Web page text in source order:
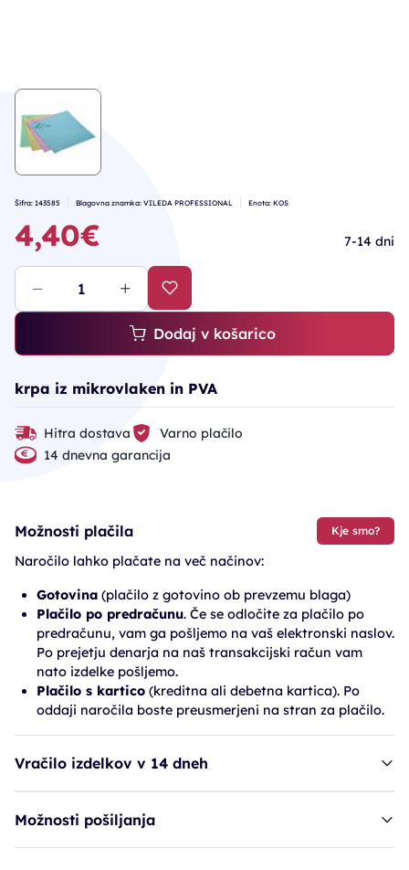
Šifra: 143585 Blagovna znamka: VILEDA PROFESSIONAL Enota: KOS
4,40€ 7-14 dni
Dodaj v košarico
krpa iz mikrovlaken in PVA
Hitra dostava
Varno plačilo
14 dnevna garancija
Možnosti plačila Kje smo?
Naročilo lahko plačate na več načinov:
Gotovina (plačilo z gotovino ob prevzemu blaga)
Plačilo po predračunu. Če se odločite za plačilo po
predračunu, vam ga pošljemo na vaš elektronski naslov.
Po prejetju denarja na naš transakcijski račun vam
nato izdelke pošljemo.
Plačilo s kartico (kreditna ali debetna kartica). Po
oddaji naročila boste preusmerjeni na stran za plačilo.
Vračilo izdelkov v 14 dneh
Možnosti pošiljanja